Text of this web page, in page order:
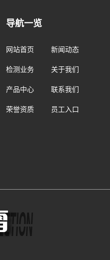
导航一览
网站首页 新闻动态
检测业务 关于我们
产品中心 联系我们
荣誉资质 员工入口